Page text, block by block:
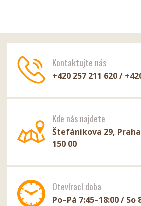
Kontaktujte nás
+420 257 211 620 /
Kde nás najdete
Štefánikova 29,
150 00
Otevírací doba
Po–Pá 7:45–18:00 / So